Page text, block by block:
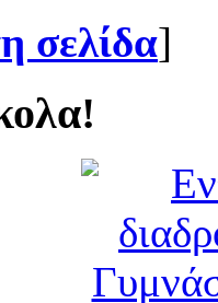
σελίδα]